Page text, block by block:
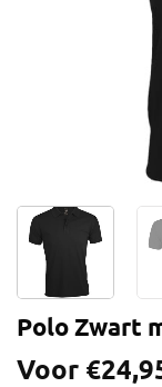
Polo Zwart
Voor €